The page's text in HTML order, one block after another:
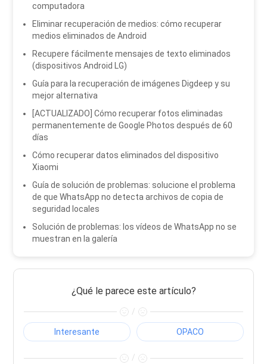
computadora
Eliminar recuperación de medios: cómo recuperar
medios eliminados de Android
Recupere fácilmente mensajes de texto eliminados
(dispositivos Android LG)
Guía para la recuperación de imágenes Digdeep y su
mejor alternativa
[ACTUALIZADO] Cómo recuperar fotos eliminadas
permanentemente de Google Photos después de 60
días
Cómo recuperar datos eliminados del dispositivo
Xiaomi
Guía de solución de problemas: solucione el problema
de que WhatsApp no ​​detecta archivos de copia de
seguridad locales
Solución de problemas: los vídeos de WhatsApp no ​​se
muestran en la galería
¿Qué le parece este artículo?
/
Interesante OPACO
/